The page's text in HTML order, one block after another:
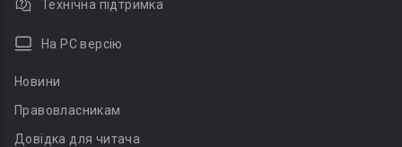
Технічна підтримка
На PC версію
Новини
Правовласникам
Довідка для читача